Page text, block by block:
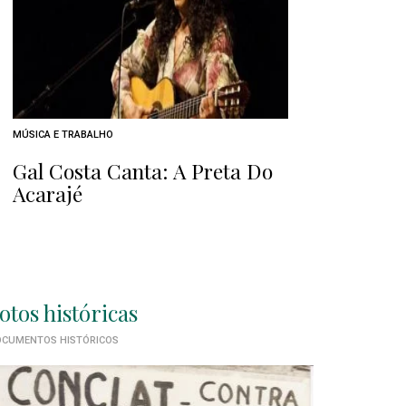
MÚSICA E TRABALHO
Gal Costa Canta: A Preta Do
Acarajé
históricas
HISTÓRICOS